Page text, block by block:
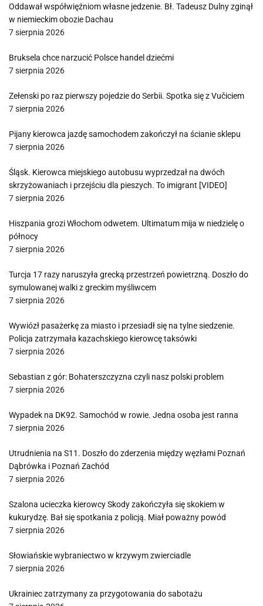
Oddawał współwięźniom własne jedzenie. Bł. Tadeusz Dulny zginął
w niemieckim obozie Dachau
7 sierpnia 2026
Bruksela chce narzucić Polsce handel dziećmi
7 sierpnia 2026
Zełenski po raz pierwszy pojedzie do Serbii. Spotka się z Vučiciem
7 sierpnia 2026
Pijany kierowca jazdę samochodem zakończył na ścianie sklepu
7 sierpnia 2026
Śląsk. Kierowca miejskiego autobusu wyprzedzał na dwóch
skrzyżowaniach i przejściu dla pieszych. To imigrant [VIDEO]
7 sierpnia 2026
Hiszpania grozi Włochom odwetem. Ultimatum mija w niedzielę o
północy
7 sierpnia 2026
Turcja 17 razy naruszyła grecką przestrzeń powietrzną. Doszło do
symulowanej walki z greckim myśliwcem
7 sierpnia 2026
Wywiózł pasażerkę za miasto i przesiadł się na tylne siedzenie.
Policja zatrzymała kazachskiego kierowcę taksówki
7 sierpnia 2026
Sebastian z gór: Bohaterszczyzna czyli nasz polski problem
7 sierpnia 2026
Wypadek na DK92. Samochód w rowie. Jedna osoba jest ranna
7 sierpnia 2026
Utrudnienia na S11. Doszło do zderzenia między węzłami Poznań
Dąbrówka i Poznań Zachód
7 sierpnia 2026
Szalona ucieczka kierowcy Skody zakończyła się skokiem w
kukurydzę. Bał się spotkania z policją. Miał poważny powód
7 sierpnia 2026
Słowiańskie wybraniectwo w krzywym zwierciadle
7 sierpnia 2026
Ukrainiec zatrzymany za przygotowania do sabotażu